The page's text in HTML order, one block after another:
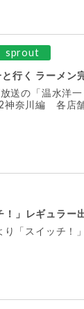
sprout
行く ラーメン
送の「温水洋
奈川編 各店
」レギュラー
「スイッチ！